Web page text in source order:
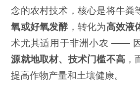
念的农村技术，核心是将牛粪
氧或好氧发酵，转化为高效液
术尤其适用于非洲小农 ——
源就地取材、技术门槛不高，
提高作物产量和土壤健康。